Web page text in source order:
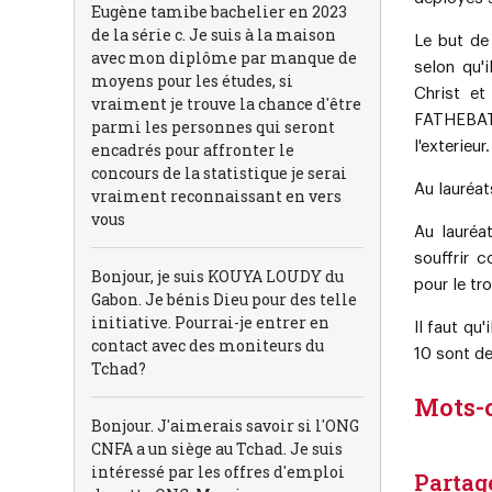
Eugène tamibe bachelier en 2023
de la série c. Je suis à la maison
avec mon diplôme par manque de
moyens pour les études, si
vraiment je trouve la chance d'être
parmi les personnes qui seront
encadrés pour affronter le
concours de la statistique je serai
vraiment reconnaissant en vers
vous
Bonjour, je suis KOUYA LOUDY du
Gabon. Je bénis Dieu pour des telle
initiative. Pourrai-je entrer en
contact avec des moniteurs du
Tchad?
Bonjour. J'aimerais savoir si l'ONG
CNFA a un siège au Tchad. Je suis
intéressé par les offres d'emploi
Le but
selon
Christ et
l'exterieur.
Au
Au
souffrir
pour le
Il faut
10 sont
Mots-